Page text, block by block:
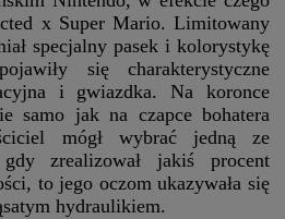
x Super Mario. Limitowany
specjalny pasek i kolorystykę
się charakterystyczne
i gwiazdka. Na koronce
samo jak na czapce bohatera
mógł wybrać jedną ze
zrealizował jakiś procent
to jego oczom ukazywała się
hydraulikiem.